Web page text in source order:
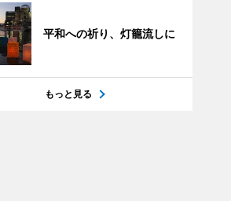
平和への祈り、灯籠流しに
もっと見る